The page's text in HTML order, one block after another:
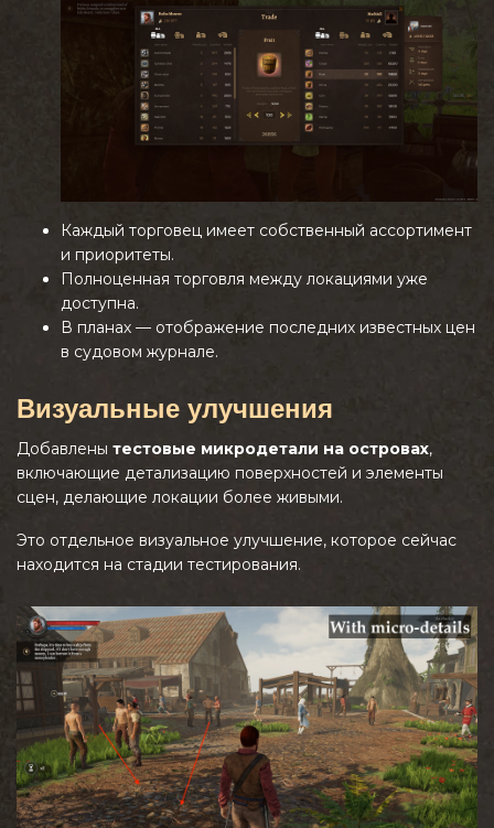
Каждый торговец имеет собственный ассортимент
и приоритеты.
Полноценная торговля между локациями уже
доступна.
В планах — отображение последних известных цен
в судовом журнале.
Визуальные улучшения
Добавлены тестовые микродетали на островах,
включающие детализацию поверхностей и элементы
сцен, делающие локации более живыми.
Это отдельное визуальное улучшение, которое сейчас
находится на стадии тестирования.